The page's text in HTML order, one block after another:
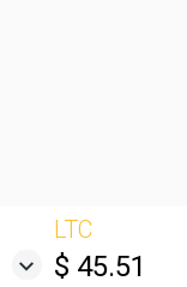
LTC
$ 45.51